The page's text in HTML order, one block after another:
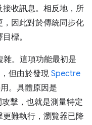
收訊息。相反地，所
因此對於傳統同步化
標。
雜。這項功能最初是
但由於發現 Spectre
。具體原因是
擊，也就是測量特定
難執行，瀏覽器已降